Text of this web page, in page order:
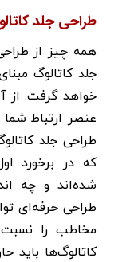
طراحی جلد
همه چیز از
جلد کاتالوگ
خواهد گرفت. از
عنصر ارتباط شما
طراحی جلد
که در برخورد
شده‌اند و چه
طراحی حرفه‌ای
مخاطب را نسبت
کاتالوگ‌ها باید